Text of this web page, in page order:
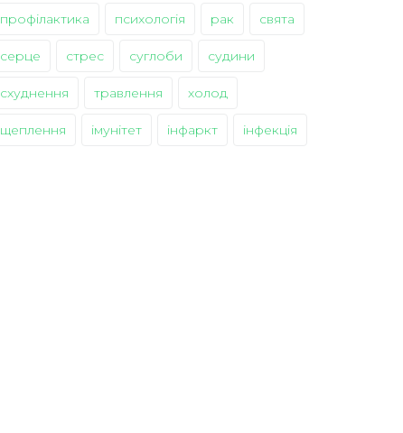
профілактика психологія рак свята
серце стрес суглоби судини
схуднення травлення холод
щеплення імунітет інфаркт інфекція